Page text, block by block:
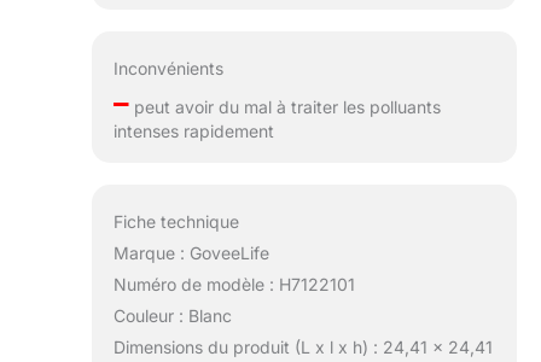
Inconvénients
–peut avoir du mal à traiter les polluants
intenses rapidement
Fiche technique
Marque : GoveeLife
Numéro de modèle : H7122101
Couleur : Blanc
Dimensions du produit (L x l x h) : 24,41 x 24,41